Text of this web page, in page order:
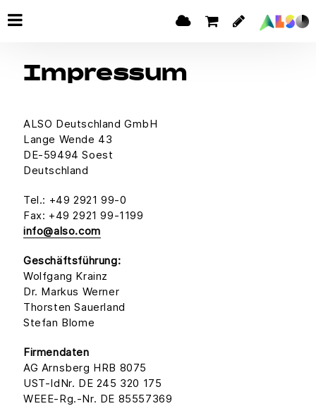
Impressum
ALSO Deutschland GmbH
Lange Wende 43
DE-59494 Soest
Deutschland
Tel.: +49 2921 99-0
Fax: +49 2921 99-1199
info@also.com
Geschäftsführung:
Wolfgang Krainz
Dr. Markus Werner
Thorsten Sauerland
Stefan Blome
Firmendaten
AG Arnsberg HRB 8075
UST-IdNr. DE 245 320 175
WEEE-Rg.-Nr. DE 85557369